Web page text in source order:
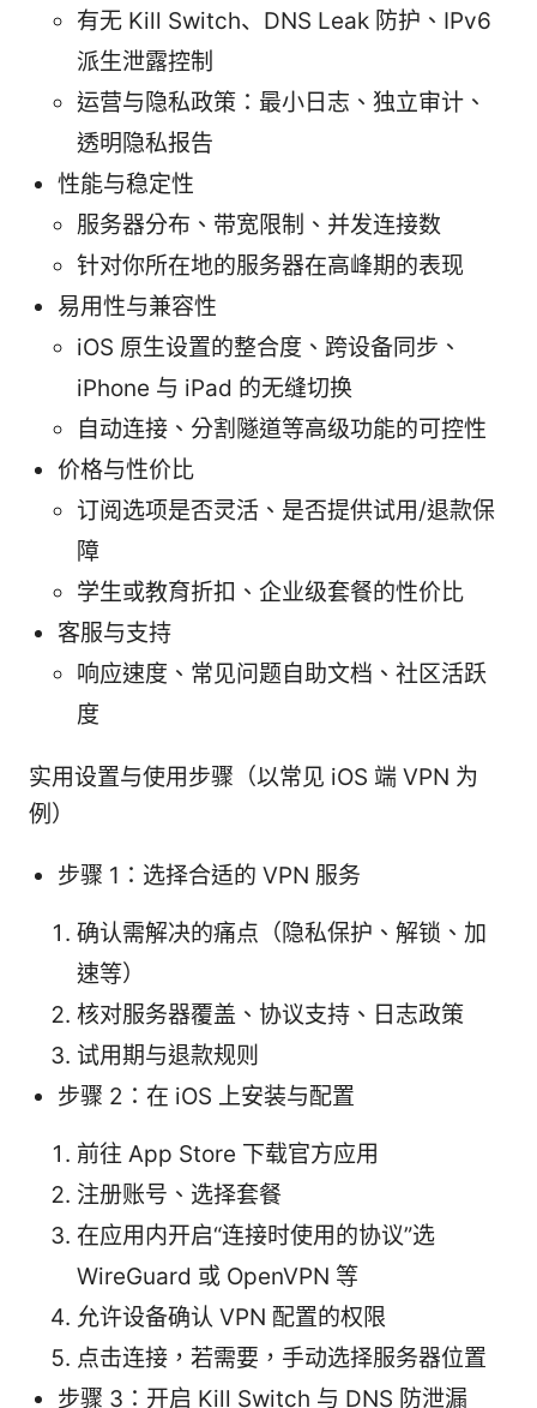
有无 Kill Switch、DNS Leak 防护、IPv6
派生泄露控制
运营与隐私政策：最小日志、独立审计、
透明隐私报告
性能与稳定性
服务器分布、带宽限制、并发连接数
针对你所在地的服务器在高峰期的表现
易用性与兼容性
iOS 原生设置的整合度、跨设备同步、
iPhone 与 iPad 的无缝切换
自动连接、分割隧道等高级功能的可控性
价格与性价比
订阅选项是否灵活、是否提供试用/退款保
障
学生或教育折扣、企业级套餐的性价比
客服与支持
响应速度、常见问题自助文档、社区活跃
度
实用设置与使用步骤（以常见 iOS 端 VPN 为
例）
步骤 1：选择合适的 VPN 服务
确认需解决的痛点（隐私保护、解锁、加
速等）
核对服务器覆盖、协议支持、日志政策
试用期与退款规则
步骤 2：在 iOS 上安装与配置
前往 App Store 下载官方应用
注册账号、选择套餐
在应用内开启“连接时使用的协议”选
WireGuard 或 OpenVPN 等
允许设备确认 VPN 配置的权限
点击连接，若需要，手动选择服务器位置
步骤 3：开启 Kill Switch 与 DNS 防泄漏